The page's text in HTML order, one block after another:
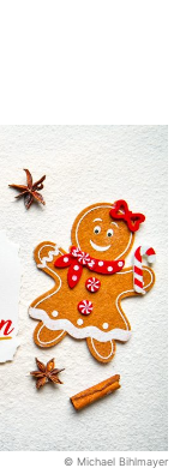
© Michael Bihlmayer